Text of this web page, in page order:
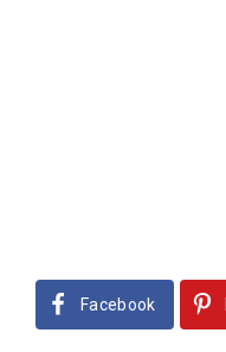
Facebook